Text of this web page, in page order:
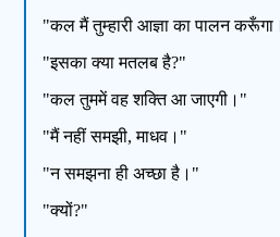
"कल मैं तुम्हारी आज्ञा का पालन
"इसका क्या मतलब है?"
"कल तुममें वह शक्ति आ जाएगी।"
"मैं नहीं समझी, माधव।"
"न समझना ही अच्छा है।"
"क्यों?"